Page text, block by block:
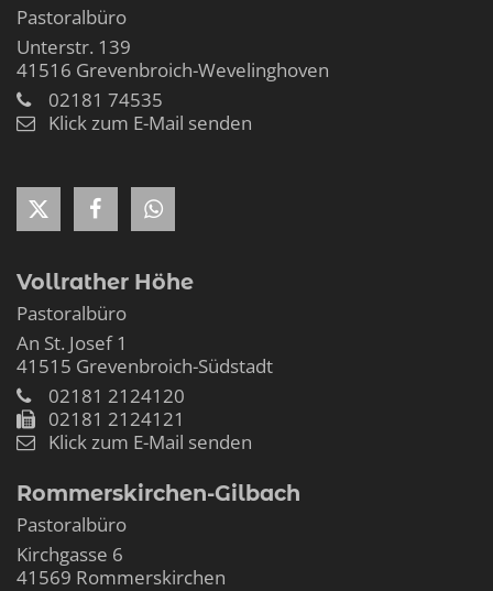
Pastoralbüro
Unterstr. 139
41516 Grevenbroich-Wevelinghoven
02181 74535
Klick zum E-Mail senden
Vollrather Höhe
Pastoralbüro
An St. Josef 1
41515 Grevenbroich-Südstadt
02181 2124120
02181 2124121
Klick zum E-Mail senden
Rommerskirchen-Gilbach
Pastoralbüro
Kirchgasse 6
41569 Rommerskirchen